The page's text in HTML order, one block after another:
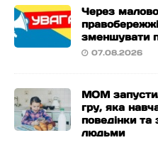
Через
зменшувати
07.08.2026
МОМ
гру, яка
поведінки та
людьми